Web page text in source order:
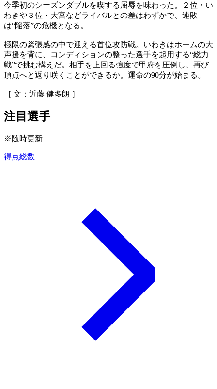
今季初のシーズンダブルを喫する屈辱を味わった。２位・い
わきや３位・大宮などライバルとの差はわずかで、連敗
は“陥落”の危機となる。
極限の緊張感の中で迎える首位攻防戦。いわきはホームの大
声援を背に、コンディションの整った選手を起用する“総力
戦”で挑む構えだ。相手を上回る強度で甲府を圧倒し、再び
頂点へと返り咲くことができるか。運命の90分が始まる。
［ 文：近藤 健多朗 ］
注目選手
※随時更新
得点総数